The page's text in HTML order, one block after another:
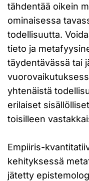
tähdentää oikein
ominaisessa
todellisuutta.
tieto ja
täydentävässä tai
yhtenäistä
erilaiset
toisilleen
Empiiris-
kehityksessä
jätetty